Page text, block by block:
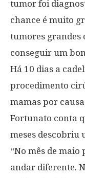
tumor foi
chance é muito
tumores grandes
conseguir um
Há 10 dias a
procedimento
mamas por
Fortunato conta
meses descobriu
“No mês de maio
andar diferente.